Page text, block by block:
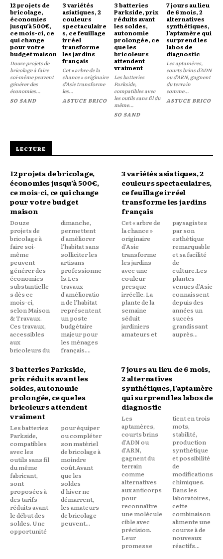
12 projets de
bricolage,
économies
jusqu’à 500€,
ce mois-ci, ce
qui change
pour votre
budget maison
Douze projets de
bricolage à faire
soi-même peuvent
générer des
économies...
SO SAND
3 variétés
asiatiques, 2
couleurs
spectaculaire
s, ce feuillage
irréel
transforme
les jardins
français
Cet « arbre de la
chance » originaire
d'Asie transforme
les...
ASTUCE BRICO
3 batteries
Parkside, prix
réduits avant
les soldes,
autonomie
prolongée, ce
que les
bricoleurs
attendent
vraiment
Les batteries
Parkside,
compatibles avec
les outils sans fil du
même...
SO SAND
7 jours au lieu
de 6 mois, 2
alternatives
synthétiques,
l’aptamère qui
surprend les
labos de
diagnostic
Les aptamères,
courts brins d'ADN
ou d'ARN, gagnent
du terrain
comme...
ASTUCE BRICO
LECTURE
12 projets de bricolage,
économies jusqu’à 500€,
ce mois-ci, ce qui change
pour votre budget
maison
Douze
projets de
bricolage à
faire soi-
même
peuvent
générer des
économies
substantielle
s dès ce
mois-ci,
selon Maison
& Travaux.
Ces travaux,
accessibles
aux
bricoleurs du
dimanche,
permettent
d'améliorer
l'habitat sans
solliciter les
artisans
professionne
ls.Les
travaux
d'amélioratio
n de l'habitat
représentent
un poste
budgétaire
majeur pour
les ménages
français....
3 variétés asiatiques, 2
couleurs spectaculaires,
ce feuillage irréel
transforme les jardins
français
Cet « arbre de
la chance »
originaire
d'Asie
transforme
les jardins
avec une
couleur
presque
irréelle. La
plante de la
semaine
séduit
jardiniers
amateurs et
paysagistes
par son
esthétique
remarquable
et sa facilité
de
culture.Les
plantes
venues d'Asie
connaissent
depuis des
années un
succès
grandissant
auprès...
3 batteries Parkside,
prix réduits avant les
soldes, autonomie
prolongée, ce que les
bricoleurs attendent
vraiment
Les batteries
Parkside,
compatibles
avec les
outils sans fil
du même
fabricant,
sont
proposées à
des tarifs
réduits avant
le début des
soldes. Une
opportunité
pour équiper
ou compléter
son matériel
de bricolage à
moindre
coût.Avant
que les
soldes
d'hiver ne
démarrent,
les amateurs
de bricolage
peuvent...
7 jours au lieu de 6 mois,
2 alternatives
synthétiques, l’aptamère
qui surprend les labos de
diagnostic
Les
aptamères,
courts brins
d'ADN ou
d'ARN,
gagnent du
terrain
comme
alternatives
aux anticorps
pour
reconnaître
une molécule
cible avec
précision.
Leur
promesse
tient en trois
mots,
stabilité,
production
synthétique
et possibilité
de
modifications
chimiques.
Dans les
laboratoires,
cette
combinaison
alimente une
course à de
nouveaux
réactifs...